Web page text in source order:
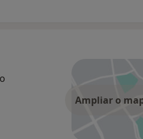
Ampliar o